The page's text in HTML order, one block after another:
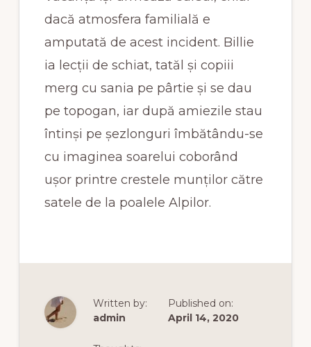
dacă atmosfera familială e
amputată de acest incident. Billie
ia lecții de schiat, tatăl și copiii
merg cu sania pe pârtie și se dau
pe topogan, iar după amiezile stau
întinși pe șezlonguri îmbătându-se
cu imaginea soarelui coborând
ușor printre crestele munților către
satele de la poalele Alpilor.
Written by:
admin
Published on:
April 14, 2020